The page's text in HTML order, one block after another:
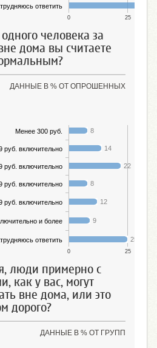
ответить
0 25
человека за
дома вы считаете
ДАННЫЕ В % ОТ ОПРОШЕННЫХ
Менее 300 руб. 8
руб. включительно 14
руб. включительно 22
руб. включительно 8
руб. включительно 12
и более 9
ответить 25
0 25
люди примерно с
как у вас, могут
вне дома, или это
дорого?
ДАННЫЕ В % ОТ ГРУПП